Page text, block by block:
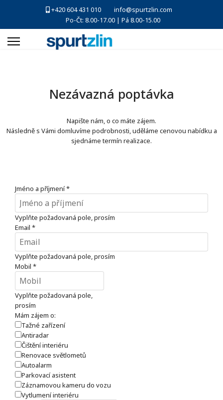
+420 604 431 010
info@spurtzlin.com
Po-Čt: 8.00-17.00 | Pá 8.00-15.00
Nezávazná poptávka
Napište nám, o co máte zájem.
Následně s Vámi domluvíme podrobnosti, uděláme cenovou nabídku a
sjednáme termín realizace.
Jméno a příjmení*
Vyplňte požadovaná pole, prosím
Email *
Vyplňte požadovaná pole, prosím
Mobil *
Vyplňte požadovaná pole,
prosím
Mám zájem o:
Tažné zařízení
Antiradar
Čištění interiéru
Renovace světlometů
Autoalarm
Parkovací asistent
Záznamovou kameru do vozu
Vytlumení interiéru